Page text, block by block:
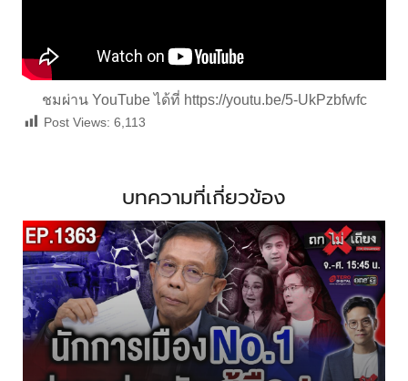
ชมผ่าน YouTube ได้ที่ https://youtu.be/5-UkPzbfwfc
Post Views: 6,113
บทความที่เกี่ยวข้อง